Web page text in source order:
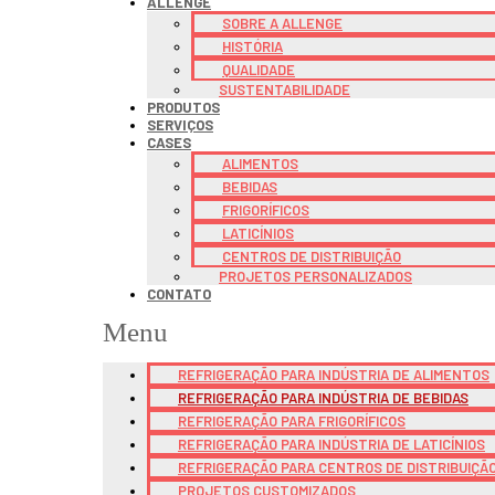
SOBRE A ALLENGE
HISTÓRIA
QUALIDADE
SUSTENTABILIDADE
PRODUTOS
SERVIÇOS
CASES
ALIMENTOS
BEBIDAS
FRIGORÍFICOS
LATICÍNIOS
CENTROS DE DISTRIBUIÇÃO
PROJETOS PERSONALIZADOS
CONTATO
Menu
REFRIGERAÇÃO PARA INDÚSTRIA DE ALIMENTOS
REFRIGERAÇÃO PARA INDÚSTRIA DE BEBIDAS
REFRIGERAÇÃO PARA FRIGORÍFICOS
REFRIGERAÇÃO PARA INDÚSTRIA DE LATICÍNIOS
REFRIGERAÇÃO PARA CENTROS DE
PROJETOS CUSTOMIZADOS